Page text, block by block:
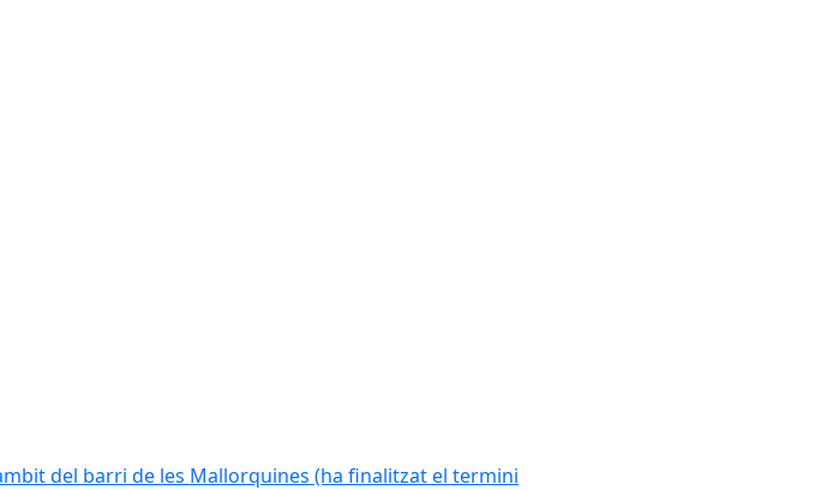
del barri de les Mallorquines (ha finalitzat el termini